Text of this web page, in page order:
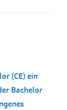
(CE) ein
Bachelor